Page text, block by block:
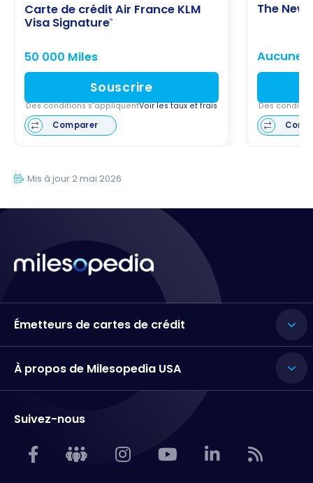
Carte de crédit Air France KLM
Visa Signature®
50 000 Miles
Souscrire
Des conditions s'appliquentVoir les taux et frais
Comparer
The
Aucune
Des
Mis à jour 2 mai 2026
Émetteurs de cartes de crédit
À propos de Milesopedia USA
Suivez-nous